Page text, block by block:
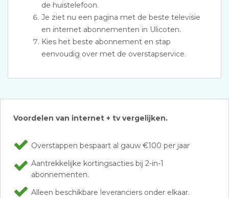
de huistelefoon.
Je ziet nu een pagina met de beste televisie
en internet abonnementen in Ulicoten.
Kies het beste abonnement en stap
eenvoudig over met de overstapservice.
Voordelen van internet + tv vergelijken.
Overstappen bespaart al gauw €100 per jaar
Aantrekkelijke kortingsacties bij 2-in-1
abonnementen.
Alleen beschikbare leveranciers onder elkaar.